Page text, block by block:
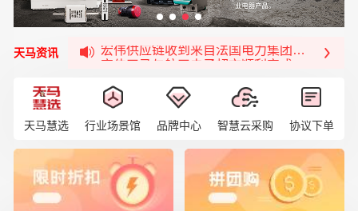
天马资讯
宏伟天马与航天电子超市顺利完成对接！
签约喜讯 | 宏伟与中铝集团成功签约！
福清核电—WD-40产品交流会圆满结束
宏伟天马与网易严选达成品牌合作
宏伟供应链与第一师阿拉尔市签署战略框架合
天马慧选 行业场景馆 品牌中心 智慧云采购 协议下单